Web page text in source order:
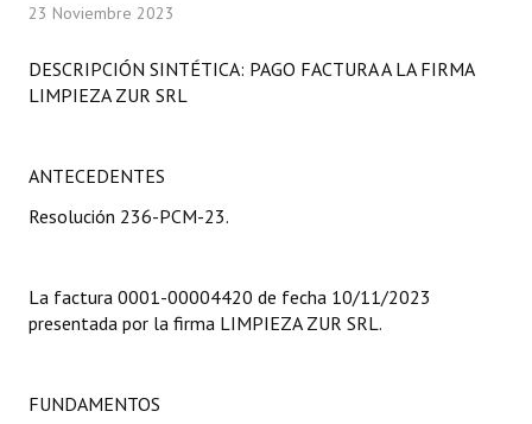
Programas
Constitución Nacional
Reglamento Interno
23 Noviembre 2023
DESCRIPCIÓN SINTÉTICA: PAGO FACTURA A LA FIRMA
LIMPIEZA ZUR SRL
ANTECEDENTES
Resolución 236-PCM-23.
La factura 0001-00004420 de fecha 10/11/2023
presentada por la firma LIMPIEZA ZUR SRL.
FUNDAMENTOS